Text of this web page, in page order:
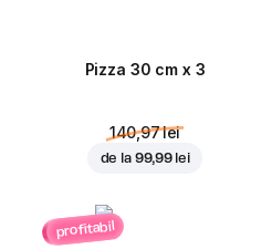
Pizza 30 cm x 3
140,97 lei
de la 99,99 lei
profitabil